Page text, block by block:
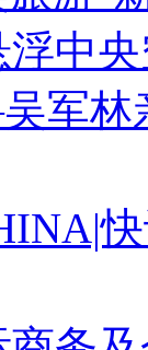
浮中
军林